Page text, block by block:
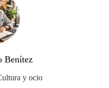
Benítez
y ocio